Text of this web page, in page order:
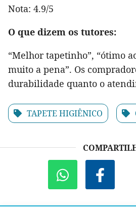
Nota: 4.9/5
O que dizem os tutores:
“Melhor tapetinho”, “ótimo
muito a pena”. Os
durabilidade quanto o
TAPETE HIGIÊNICO